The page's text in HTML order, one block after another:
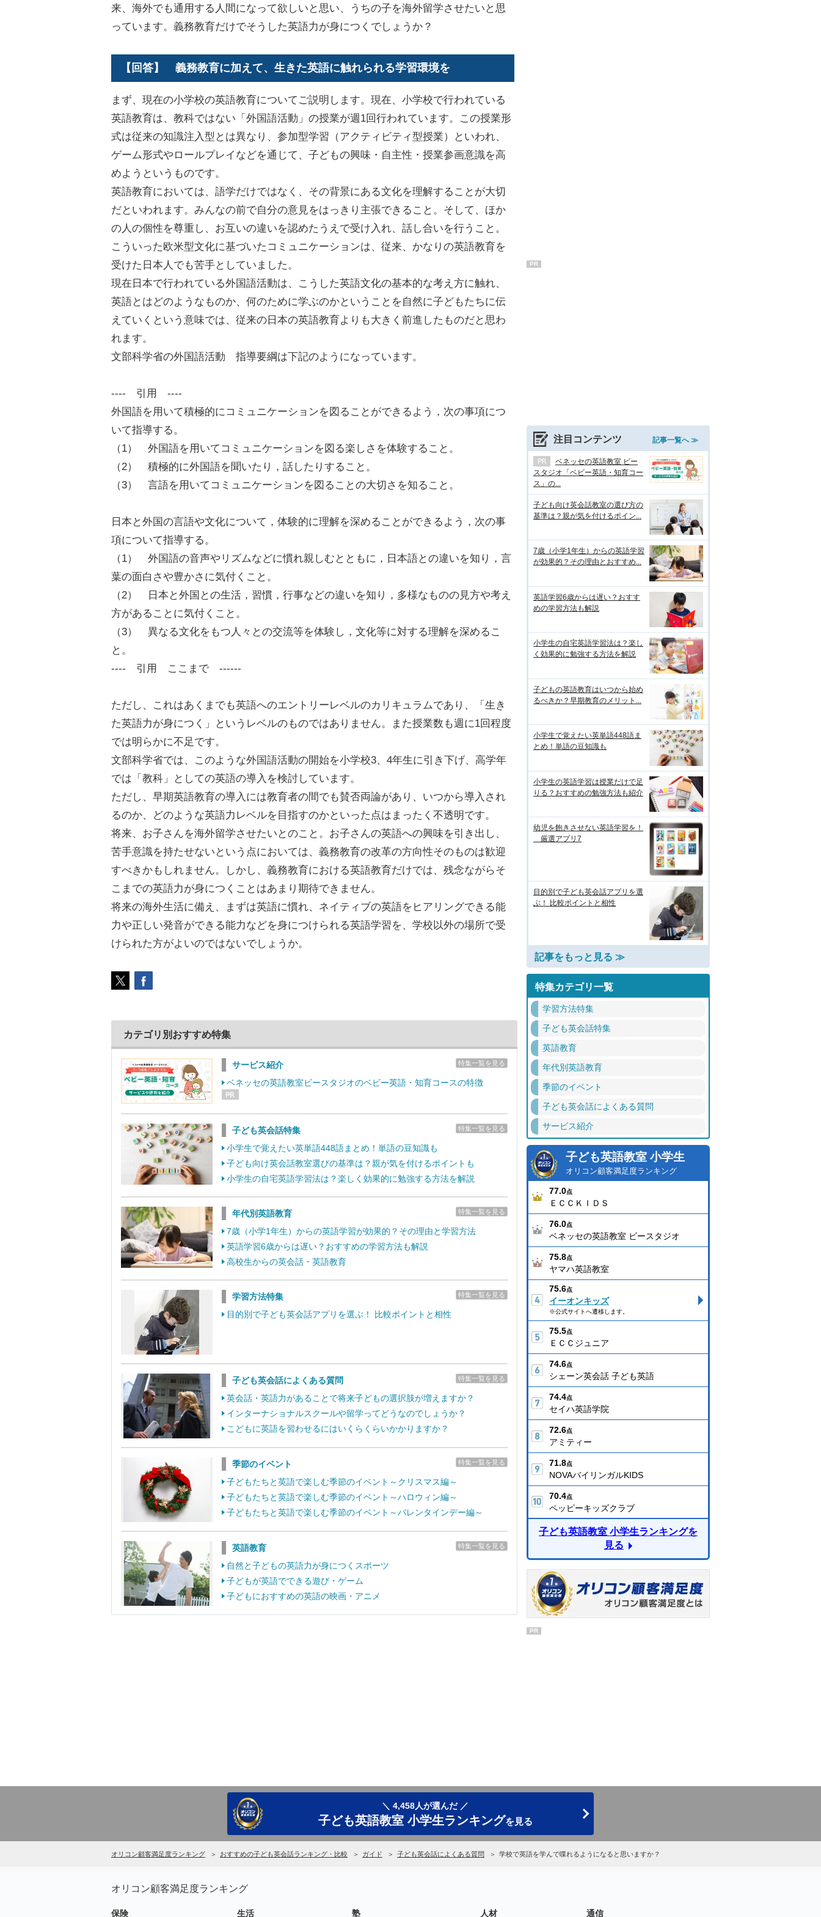
来、海外でも通用する人間になって欲しいと思い、うちの子を海外留学させたいと思
っています。義務教育だけでそうした英語力が身につくでしょうか？
【回答】 義務教育に加えて、生きた英語に触れられる学習環境を
まず、現在の小学校の英語教育についてご説明します。現在、小学校で行われている
英語教育は、教科ではない「外国語活動」の授業が週1回行われています。この授業形
式は従来の知識注入型とは異なり、参加型学習（アクティビティ型授業）といわれ、
ゲーム形式やロールプレイなどを通じて、子どもの興味・自主性・授業参画意識を高
めようというものです。
英語教育においては、語学だけではなく、その背景にある文化を理解することが大切
だといわれます。みんなの前で自分の意見をはっきり主張できること。そして、ほか
の人の個性を尊重し、お互いの違いを認めたうえで受け入れ、話し合いを行うこと。
こういった欧米型文化に基づいたコミュニケーションは、従来、かなりの英語教育を
受けた日本人でも苦手としていました。
現在日本で行われている外国語活動は、こうした英語文化の基本的な考え方に触れ、
英語とはどのようなものか、何のために学ぶのかということを自然に子どもたちに伝
えていくという意味では、従来の日本の英語教育よりも大きく前進したものだと思わ
れます。
文部科学省の外国語活動 指導要綱は下記のようになっています。
---- 引用 ----
外国語を用いて積極的にコミュニケーションを図ることができるよう，次の事項につ
いて指導する。
（1） 外国語を用いてコミュニケーションを図る楽しさを体験すること。
（2） 積極的に外国語を聞いたり，話したりすること。
（3） 言語を用いてコミュニケーションを図ることの大切さを知ること。
日本と外国の言語や文化について，体験的に理解を深めることができるよう，次の事
項について指導する。
（1） 外国語の音声やリズムなどに慣れ親しむとともに，日本語との違いを知り，言
葉の面白さや豊かさに気付くこと。
（2） 日本と外国との生活，習慣，行事などの違いを知り，多様なものの見方や考え
方があることに気付くこと。
（3） 異なる文化をもつ人々との交流等を体験し，文化等に対する理解を深めるこ
と。
---- 引用 ここまで ------
ただし、これはあくまでも英語へのエントリーレベルのカリキュラムであり、「生き
た英語力が身につく」というレベルのものではありません。また授業数も週に1回程度
では明らかに不足です。
文部科学省では、このような外国語活動の開始を小学校3、4年生に引き下げ、高学年
では「教科」としての英語の導入を検討しています。
ただし、早期英語教育の導入には教育者の間でも賛否両論があり、いつから導入され
るのか、どのような英語力レベルを目指すのかといった点はまったく不透明です。
将来、お子さんを海外留学させたいとのこと。お子さんの英語への興味を引き出し、
苦手意識を持たせないという点においては、義務教育の改革の方向性そのものは歓迎
すべきかもしれません。しかし、義務教育における英語教育だけでは、残念ながらそ
こまでの英語力が身につくことはあまり期待できません。
将来の海外生活に備え、まずは英語に慣れ、ネイティブの英語をヒアリングできる能
力や正しい発音ができる能力などを身につけられる英語学習を、学校以外の場所で受
けられた方がよいのではないでしょうか。
カテゴリ別おすすめ特集
特集一覧を見る
サービス紹介
ベネッセの英語教室ビースタジオのベビー英語・知育コースの特徴
特集一覧を見る
子ども英会話特集
小学生で覚えたい英単語448語まとめ！単語の豆知識も
子ども向け英会話教室選びの基準は？親が気を付けるポイントも
小学生の自宅英語学習法は？楽しく効果的に勉強する方法を解説
特集一覧を見る
年代別英語教育
7歳（小学1年生）からの英語学習が効果的？その理由と学習方法
英語学習6歳からは遅い？おすすめの学習方法も解説
高校生からの英会話・英語教育
特集一覧を見る
学習方法特集
目的別で子ども英会話アプリを選ぶ！ 比較ポイントと相性
特集一覧を見る
子ども英会話によくある質問
英会話・英語力があることで将来子どもの選択肢が増えますか？
インターナショナルスクールや留学ってどうなのでしょうか？
こどもに英語を習わせるにはいくらくらいかかりますか？
特集一覧を見る
季節のイベント
子どもたちと英語で楽しむ季節のイベント～クリスマス編～
子どもたちと英語で楽しむ季節のイベント～ハロウィン編～
子どもたちと英語で楽しむ季節のイベント～バレンタインデー編～
特集一覧を見る
英語教育
自然と子どもの英語力が身につくスポーツ
子どもが英語でできる遊び・ゲーム
子どもにおすすめの英語の映画・アニメ
PR
注目コンテンツ 記事一覧へ ≫
ベネッセの英語教室 ビー
スタジオ「ベビー英語・知育コー
ス」の...
子ども向け英会話教室の選び方の
基準は？親が気を付けるポイン...
7歳（小学1年生）からの英語学習
が効果的？その理由とおすすめ...
英語学習6歳からは遅い？おすす
めの学習方法も解説
小学生の自宅英語学習法は？楽し
く効果的に勉強する方法を解説
子どもの英語教育はいつから始め
るべきか？早期教育のメリット...
小学生で覚えたい英単語448語ま
とめ！単語の豆知識も
小学生の英語学習は授業だけで足
りる？おすすめの勉強方法も紹介
幼児を飽きさせない英語学習を！
厳選アプリ7
目的別で子ども英会話アプリを選
ぶ！ 比較ポイントと相性
記事をもっと見る ≫
特集カテゴリ一覧
学習方法特集
子ども英会話特集
英語教育
年代別英語教育
季節のイベント
子ども英会話によくある質問
サービス紹介
子ども英語教室 小学生
オリコン顧客満足度ランキング
77.0点
ＥＣＣＫＩＤＳ
76.0点
ベネッセの英語教室 ビースタジオ
75.8点
ヤマハ英語教室
75.6点
イーオンキッズ
※公式サイトへ遷移します。
75.5点
ＥＣＣジュニア
74.6点
シェーン英会話 子ども英語
74.4点
セイハ英語学院
72.6点
アミティー
71.8点
NOVAバイリンガルKIDS
70.4点
ペッピーキッズクラブ
子ども英語教室 小学生ランキングを
見る
PR
＼ 4,458人が選んだ ／
子ども英語教室 小学生ランキングを見る
オリコン顧客満足度ランキング おすすめの子ども英会話ランキング・比較 ガイド 子ども英会話によくある質問 学校で英語を学んで喋れるようになると思いますか？
オリコン顧客満足度ランキング
保険 生活 塾 人材 通信